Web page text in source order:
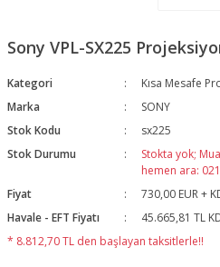
Sony VPL-SX225
Kategori
Kısa Mesafe
Marka
SONY
Stok Kodu
sx225
Stok Durumu
Stokta yok;
hemen ara:
Fiyat
730,00 EUR +
Havale - EFT Fiyatı
45.665,81 TL
* 8.812,70 TL den başlayan taksitlerle!!